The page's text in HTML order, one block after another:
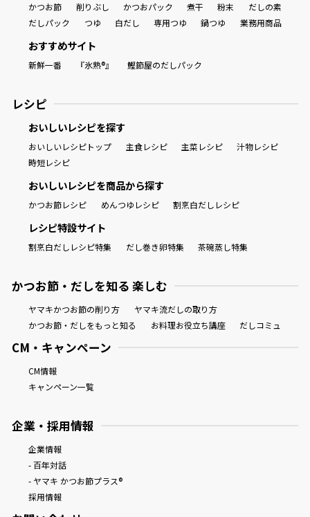
かつお節 削りぶし かつおパック 煮干 粉末
だしの素
だしパック
つゆ 白だし 専用つゆ 鍋つゆ 業務用商品
おすすめサイト
新鮮一番 『氷熟®』 鰹節屋のだしパック
レシピ
おいしいレシピを探す
おいしいレシピトップ 主食レシピ 主菜レシピ
汁物レシピ
時短レシピ
おいしいレシピを商品から探す
かつお節レシピ めんつゆレシピ 割烹白だしレシピ
レシピ特設サイト
割烹白だしレシピ特集 だし巻き卵特集 茶碗蒸し特集
かつお節・だしを知る 楽しむ
ヤマキかつお節の削り方
ヤマキ流だしの取り方
かつお節・だしをもっと知る
お料理お役立ち講座 だしコミュ
CM・キャンペーン
CM情報
キャンペーン一覧
企業・採用情報
企業情報
- 百年対話
- ヤマキ かつお節プラス®
採用情報